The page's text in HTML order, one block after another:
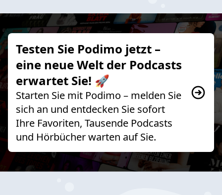
Testen Sie Podimo jetzt –
eine neue Welt der Podcasts
erwartet Sie! 🚀
Starten Sie mit Podimo – melden Sie
sich an und entdecken Sie sofort
Ihre Favoriten, Tausende Podcasts
und Hörbücher warten auf Sie.